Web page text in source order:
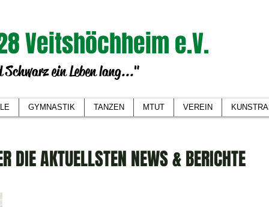
Veitshöchheim e.V.
ein Leben lang..."
GYMNASTIK TANZEN MTUT VEREIN
DIE AKTUELLSTEN NEWS & BERICHTE